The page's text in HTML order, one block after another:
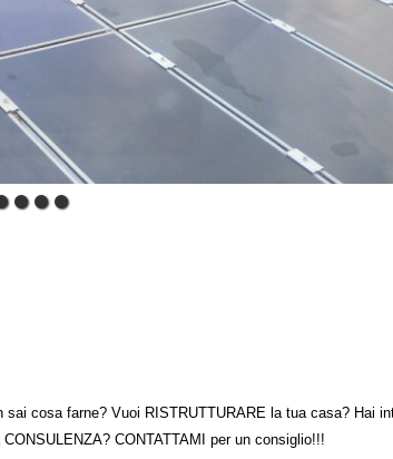
cosa farne? Vuoi RISTRUTTURARE la tua casa? Hai
CONTATTAMI per un consiglio!!!